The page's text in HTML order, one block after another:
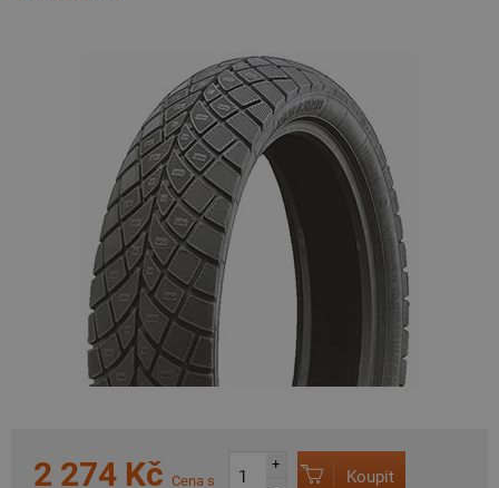
2 274 Kč Cena s
+
Koupit